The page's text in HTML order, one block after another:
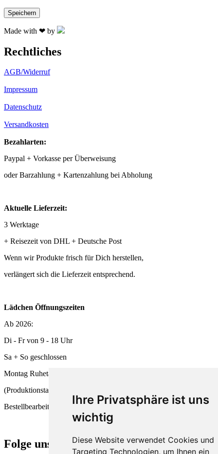
Ihre Privatsphäre ist uns
wichtig
Diese Website verwendet Cookies und
Targeting Technologien, um Ihnen ein
Made with ❤ by
Rechtliches
AGB/Widerruf
Impressum
Datenschutz
Versandkosten
Bezahlarten:
Paypal + Vorkasse per Überweisung
oder Barzahlung + Kartenzahlung bei Abholung
Aktuelle Lieferzeit:
3 Werktage
+ Reisezeit von DHL + Deutsche Post
Wenn wir Produkte frisch für Dich herstellen,
verlängert sich die Lieferzeit entsprechend.
Lädchen Öffnungszeiten
Ab 2026:
Di - Fr von 9 - 18 Uhr
Sa + So geschlossen
Montag Ruhetag
(Produktionstag und
Bestellbearbeitung)
Folge uns